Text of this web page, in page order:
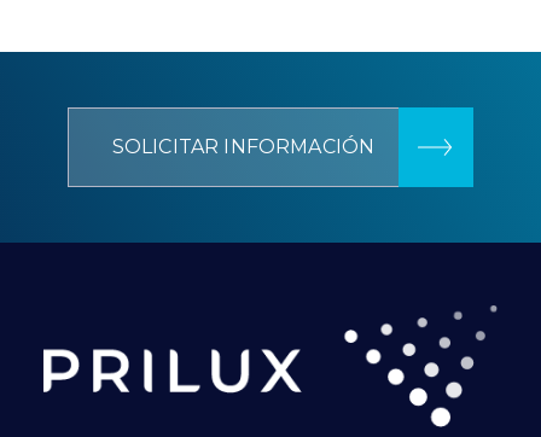
SOLICITAR INFORMACIÓN